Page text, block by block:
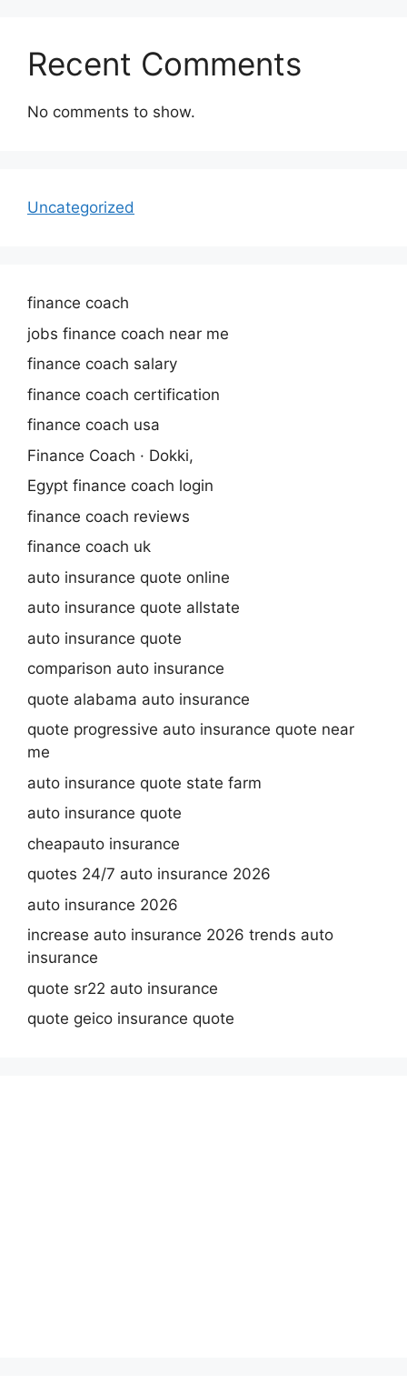
Recent Comments
No comments to show.
Uncategorized
finance coach
jobs finance coach near me
finance coach salary
finance coach certification
finance coach usa
Finance Coach · Dokki,
Egypt finance coach login
finance coach reviews
finance coach uk
auto insurance quote online
auto insurance quote allstate
auto insurance quote
comparison auto insurance
quote alabama auto insurance
quote progressive auto insurance quote near
me
auto insurance quote state farm
auto insurance quote
cheapauto insurance
quotes 24/7 auto insurance 2026
auto insurance 2026
increase auto insurance 2026 trends auto
insurance
quote sr22 auto insurance
quote geico insurance quote